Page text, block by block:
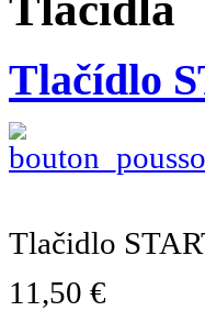
Tlačídlo
Tlačidlo
11,50 €